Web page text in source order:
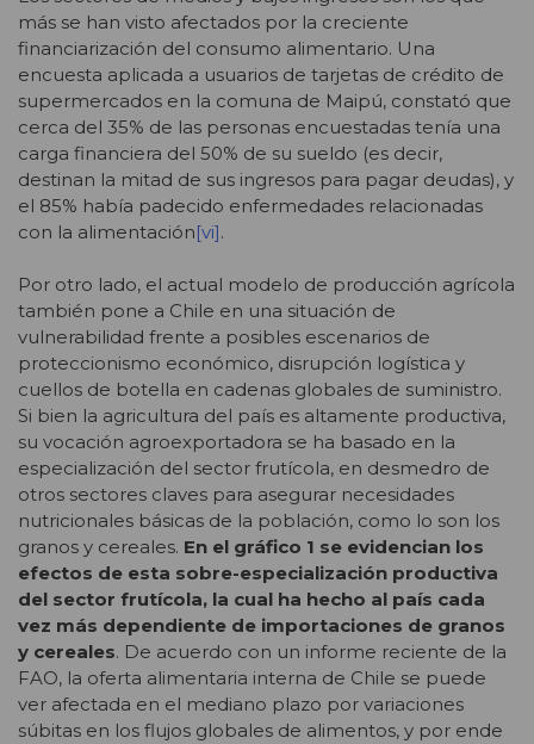
más se han visto afectados por la creciente
financiarización del consumo alimentario. Una
encuesta aplicada a usuarios de tarjetas de crédito de
supermercados en la comuna de Maipú, constató que
cerca del 35% de las personas encuestadas tenía una
carga financiera del 50% de su sueldo (es decir,
destinan la mitad de sus ingresos para pagar deudas), y
el 85% había padecido enfermedades relacionadas
con la alimentación[vi].
Por otro lado, el actual modelo de producción agrícola
también pone a Chile en una situación de
vulnerabilidad frente a posibles escenarios de
proteccionismo económico, disrupción logística y
cuellos de botella en cadenas globales de suministro.
Si bien la agricultura del país es altamente productiva,
su vocación agroexportadora se ha basado en la
especialización del sector frutícola, en desmedro de
otros sectores claves para asegurar necesidades
nutricionales básicas de la población, como lo son los
granos y cereales. En el gráfico 1 se evidencian los
efectos de esta sobre-especialización productiva
del sector frutícola, la cual ha hecho al país cada
vez más dependiente de importaciones de granos
y cereales. De acuerdo con un informe reciente de la
FAO, la oferta alimentaria interna de Chile se puede
ver afectada en el mediano plazo por variaciones
súbitas en los flujos globales de alimentos, y por ende